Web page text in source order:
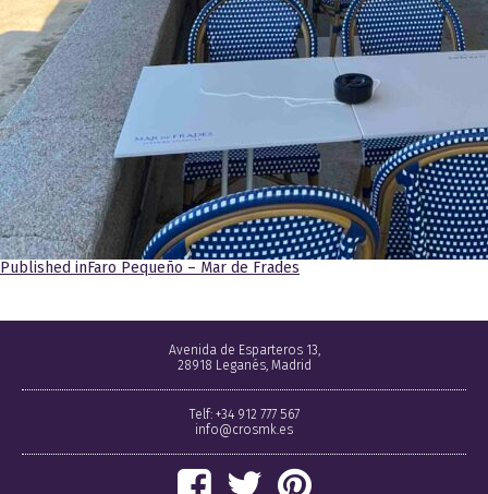
Navegación
entradas
Published inFaro Pequeño – Mar de Frades
Avenida de Esparteros 13,
28918 Leganés, Madrid
Telf: +34 912 777 567
info@crosmk.es